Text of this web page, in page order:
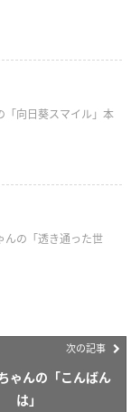
「向日葵スマイル」本
んの「透き通った世
次の記事
ゃんの「こんばん
は」